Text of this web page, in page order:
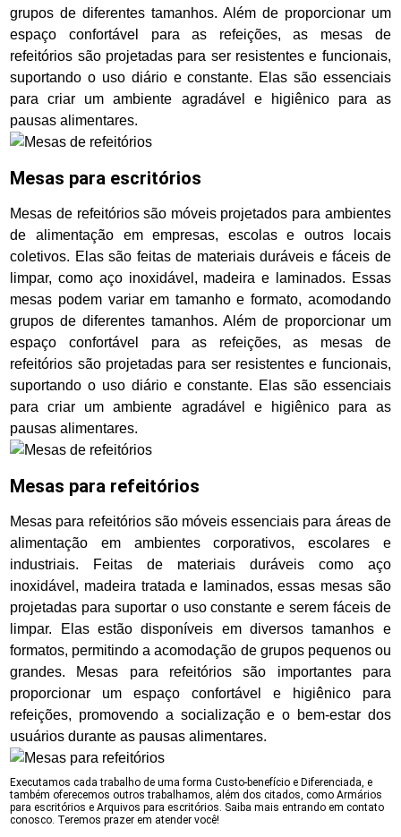
grupos de diferentes tamanhos. Além de proporcionar um
espaço confortável para as refeições, as mesas de
refeitórios são projetadas para ser resistentes e funcionais,
suportando o uso diário e constante. Elas são essenciais
para criar um ambiente agradável e higiênico para as
pausas alimentares.
Mesas para escritórios
Mesas de refeitórios são móveis projetados para ambientes
de alimentação em empresas, escolas e outros locais
coletivos. Elas são feitas de materiais duráveis e fáceis de
limpar, como aço inoxidável, madeira e laminados. Essas
mesas podem variar em tamanho e formato, acomodando
grupos de diferentes tamanhos. Além de proporcionar um
espaço confortável para as refeições, as mesas de
refeitórios são projetadas para ser resistentes e funcionais,
suportando o uso diário e constante. Elas são essenciais
para criar um ambiente agradável e higiênico para as
pausas alimentares.
Mesas para refeitórios
Mesas para refeitórios são móveis essenciais para áreas de
alimentação em ambientes corporativos, escolares e
industriais. Feitas de materiais duráveis como aço
inoxidável, madeira tratada e laminados, essas mesas são
projetadas para suportar o uso constante e serem fáceis de
limpar. Elas estão disponíveis em diversos tamanhos e
formatos, permitindo a acomodação de grupos pequenos ou
grandes. Mesas para refeitórios são importantes para
proporcionar um espaço confortável e higiênico para
refeições, promovendo a socialização e o bem-estar dos
usuários durante as pausas alimentares.
Executamos cada trabalho de uma forma Custo-benefício e Diferenciada, e
também oferecemos outros trabalhamos, além dos citados, como Armários
para escritórios e Arquivos para escritórios. Saiba mais entrando em contato
conosco. Teremos prazer em atender você!